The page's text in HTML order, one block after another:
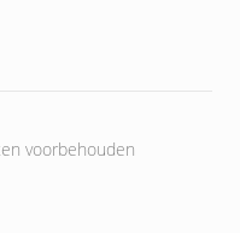
voorbehouden